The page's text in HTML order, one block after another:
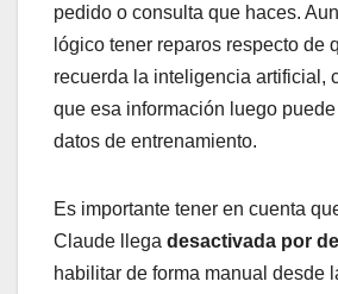
pedido o consulta que haces.
lógico tener reparos respecto de
recuerda la inteligencia artificial,
que esa información luego
datos de entrenamiento.
Es importante tener en cuenta
Claude llega desactivada por
habilitar de forma manual desde